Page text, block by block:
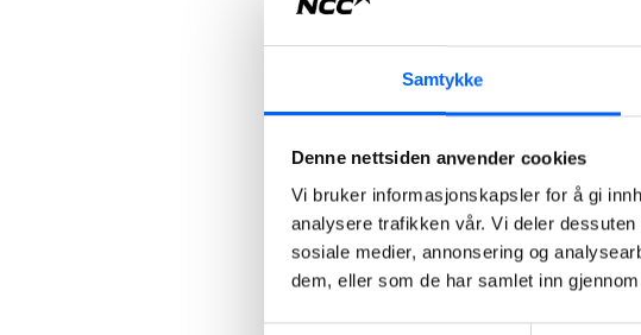
Samtykke
Denne nettsiden anvender cookies
Vi bruker informasjonskapsler for å gi
analysere trafikken vår. Vi deler
sosiale medier, annonsering og
dem, eller som de har samlet inn